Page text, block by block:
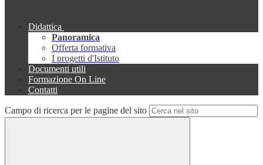
Didattica
Panoramica
Offerta formativa
I progetti d'Istituto
Documenti utili
Formazione On Line
Contatti
Campo di ricerca per le pagine del sito